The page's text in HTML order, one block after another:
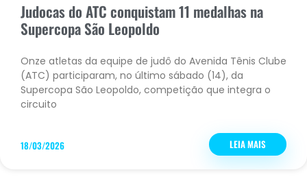
Judocas do ATC conquistam 11 medalhas na
Supercopa São Leopoldo
Onze atletas da equipe de judô do Avenida Tênis Clube
(ATC) participaram, no último sábado (14), da
Supercopa São Leopoldo, competição que integra o
circuito
LEIA MAIS
18/03/2026